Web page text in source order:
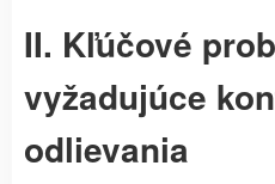
II. Kľúčové
vyžadujúce
odlievania